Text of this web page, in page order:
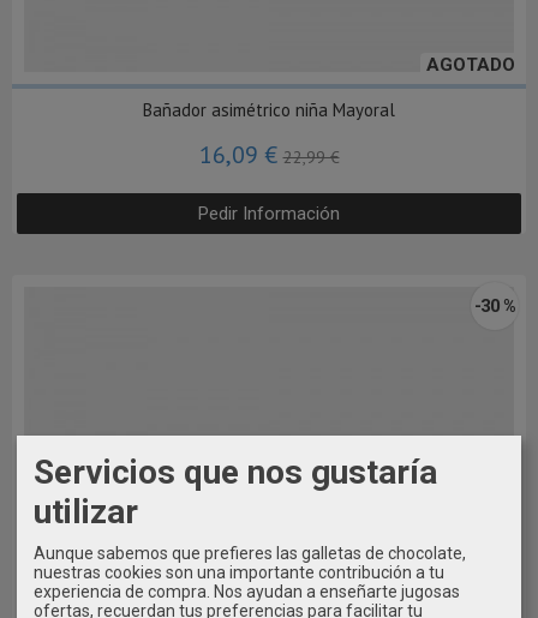
AGOTADO
Bañador asimétrico niña Mayoral
16,09 €22,99 €
Pedir Información
-30 %
Servicios que nos gustaría
utilizar
Aunque sabemos que prefieres las galletas de chocolate,
nuestras cookies son una importante contribución a tu
experiencia de compra. Nos ayudan a enseñarte jugosas
ofertas, recuerdan tus preferencias para facilitar tu